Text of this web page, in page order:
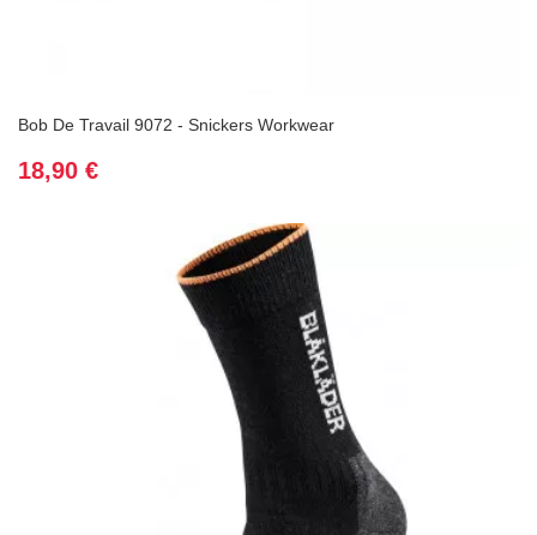
Bob De Travail 9072 - Snickers Workwear
Prix
18,90 €